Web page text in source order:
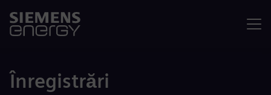
Înregistrări